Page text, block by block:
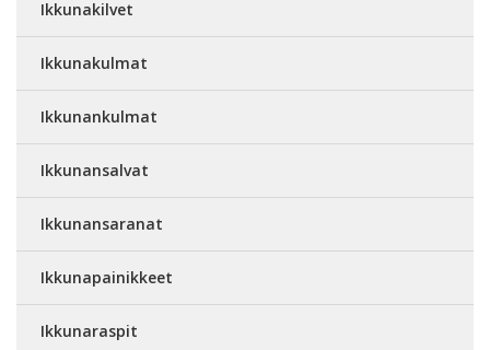
Ikkunakilvet
Ikkunakulmat
Ikkunankulmat
Ikkunansalvat
Ikkunansaranat
Ikkunapainikkeet
Ikkunaraspit